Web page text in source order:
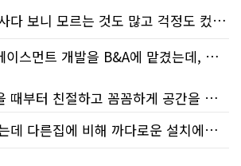
처음으로 새 차를 사다 보니 모르는 것도 많고 걱정도 컸는데 박문호 딜러님 덕분에 전 과정이 너무나 편안하고 만족스러웠습니다! 상담하는 내내 꼼꼼하게 설명해 주신 것은 물론, 복잡한 서류 절차와 차량 옵션 체크까지 세심하게 챙겨주셔서 마음이 정말 든든했습니다. 차량 출고 날에도 긴 시간 할애해 가며 기능을 친절하게 하나하나 설명해 주셔서 큰 도움이 되었는데요, 특히 정비사 출신이셔서 그런지 디테일한 부분까지 전문적으로 말씀해 주셔서 신뢰가 팍팍 갔습니다 ?? 다른분 리뷰에도 있지만 마지막에 "진짜 서비스는 이제부터 시작"이라는 진심어린 말씀에는 깊은 감동을 받았습니다. 앞으로 주변에 차 구매하려는 분이 있다면 무조건 박문호 딜러님 강력 추천입니다! 신경 써주셔서 진심으로 감사드리며, 늘 건강하시고 번창하시길 바랍니다 :)
작은 싱글하우스 베이스먼트 개발을 B&A에 맡겼는데, 처음부터 끝까지 정말 만족스러운 경험이었습니다.
인해 주셨고, 여러 옵션이 포함된 견적 금액도 다른 업체들과 비교했을 때 매우 합리적이었습니다.
성실하게 작업해 주셨습니다. 공사 중에도 진행 상황과 앞으로의 작업 계획을 수시로 자세히 설명해 주셔서 믿고 맡길 수 있었고, 세심한 소통에 큰 만족을 느꼈습니다.워터 탱크 교체 했는데 다른집에 비해 까다로운 설치에도 불구하고 너무 친절하게 잘 해주셨습니다. 수제자 라이언님 최고!